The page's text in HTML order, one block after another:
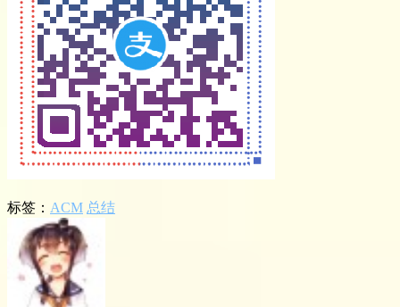
标签： ACM 总结